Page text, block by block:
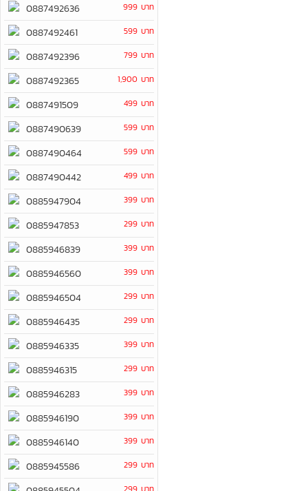
0887492636 999 บาท
0887492461 599 บาท
0887492396 799 บาท
0887492365 1,900 บาท
0887491509 499 บาท
0887490639 599 บาท
0887490464 599 บาท
0887490442 499 บาท
0885947904 399 บาท
0885947853 299 บาท
0885946839 399 บาท
0885946560 399 บาท
0885946504 299 บาท
0885946435 299 บาท
0885946335 399 บาท
0885946315 299 บาท
0885946283 399 บาท
0885946190 399 บาท
0885946140 399 บาท
0885945586 299 บาท